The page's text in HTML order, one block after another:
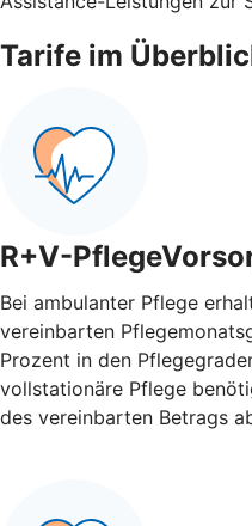
Tarife im
R+V-
Bei ambulanter Pflege
vereinbarten
Prozent in den
vollstationäre Pflege
des vereinbarten Betrags